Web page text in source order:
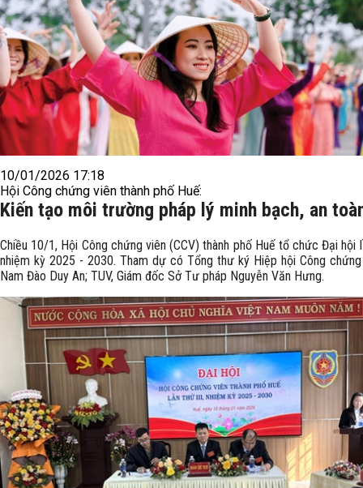
10/01/2026 17:18
Hội Công chứng viên thành phố Huế:
Kiến tạo môi trường pháp lý minh bạch, an
Chiều 10/1, Hội Công chứng viên (CCV) thành phố Huế tổ chức Đại hội
nhiệm kỳ 2025 - 2030. Tham dự có Tổng thư ký Hiệp hội Công
Nam Đào Duy An; TUV, Giám đốc Sở Tư pháp Nguyễn Văn Hưng.